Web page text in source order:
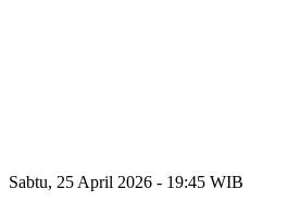
Sabtu, 25 April 2026 - 19:45 WIB